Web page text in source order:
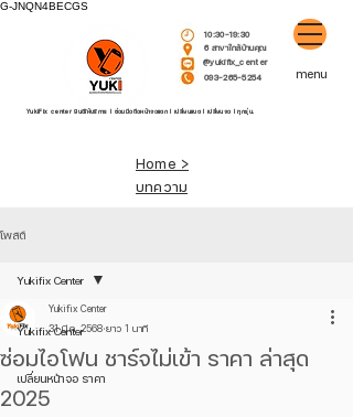
G-JNQN4BECGS
10:30-19:30
6 สาขาใกล้บ้านคุณ
@yukifix_center
093-265-5254
YukiFix center ยินดีให้บริการ l ซ่อมมือถือหน้าจอแตก l เปลี่ยนแบต l เปลี่ยนจอ l ทุกรุ่น.
menu
Home >
บทความ
โพสต์
Yukifix Center
เปลี่ยนหน้าจอ ราคา
Yukifix Center
ซ่อมไอโฟน ชาร์จไม่เข้า ราคา ล่าสุด
2025
Yukifix Center
31 มี.ค. 2568 ยาว 1 นาที